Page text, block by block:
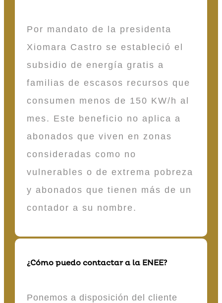
Por mandato de la presidenta
Xiomara Castro se estableció el
subsidio de energía gratis a
familias de escasos recursos que
consumen menos de 150 KW/h al
mes. Este beneficio no aplica a
abonados que viven en zonas
consideradas como no
vulnerables o de extrema pobreza
y abonados que tienen más de un
contador a su nombre.
¿Cómo puedo contactar a la ENEE?
Ponemos a disposición del cliente